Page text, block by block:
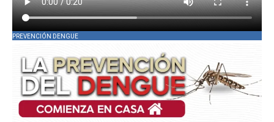
PREVENCIÓN DENGUE